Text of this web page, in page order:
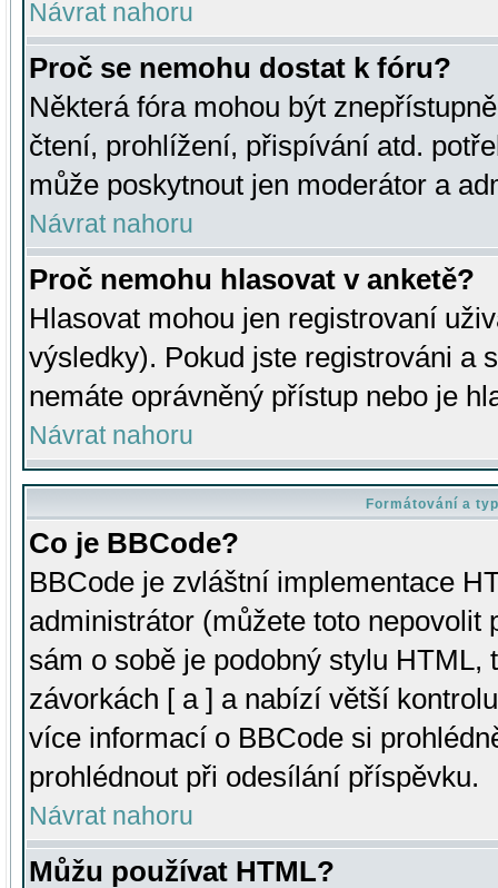
Návrat nahoru
Proč se nemohu dostat k fóru?
Některá fóra mohou být
čtení, prohlížení, přispívání atd.
může poskytnout jen moderátor a
Návrat nahoru
Proč nemohu hlasovat v anketě?
Hlasovat mohou jen registrovaní
výsledky). Pokud jste registrováni a
nemáte oprávněný přístup nebo je
Návrat nahoru
Formátování a
Co je BBCode?
BBCode je zvláštní implementace
administrátor (můžete toto
sám o sobě je podobný stylu HTML,
závorkách [ a ] a nabízí větší
více informací o BBCode si
prohlédnout při odesílání příspěvku.
Návrat nahoru
Můžu používat HTML?